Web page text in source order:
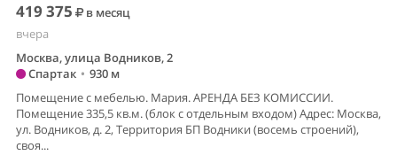
419 375
в месяц
вчера
Москва, улица Водников, 2
Спартак • 930 м
Помещение с мебелью. Мария. АРЕНДА БЕЗ КОМИССИИ.
Помещение 335,5 кв.м. (блок с отдельным входом) Адрес: Москва,
ул. Водников, д. 2, Территория БП Водники (восемь строений),
своя...